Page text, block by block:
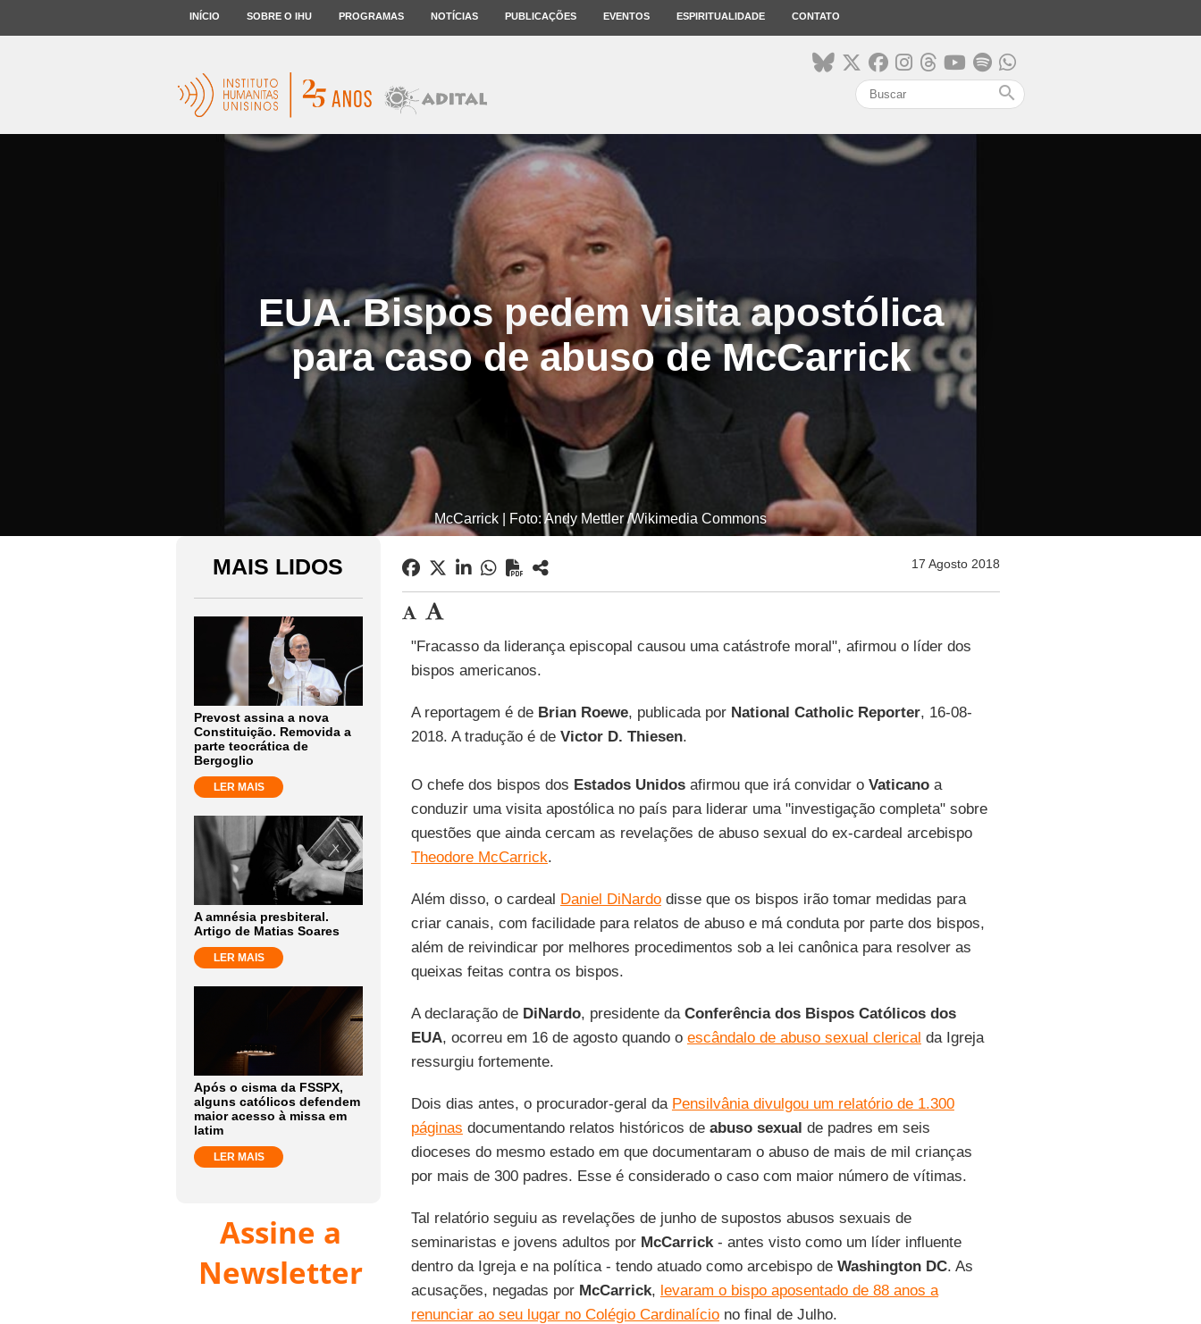
INÍCIO SOBRE O IHU PROGRAMAS NOTÍCIAS PUBLICAÇÕES EVENTOS ESPIRITUALIDADE CONTATO
search
EUA. Bispos pedem visita apostólica
para caso de abuso de McCarrick
McCarrick | Foto: Andy Mettler /Wikimedia Commons
MAIS LIDOS
Prevost assina a nova
Constituição. Removida a
parte teocrática de
Bergoglio
LER MAIS
A amnésia presbiteral.
Artigo de Matias Soares
LER MAIS
Após o cisma da FSSPX,
alguns católicos defendem
maior acesso à missa em
latim
LER MAIS
Assine a
Newsletter
17 Agosto 2018
"Fracasso da liderança episcopal causou uma catástrofe moral", afirmou o líder dos
bispos americanos.
A reportagem é de Brian Roewe, publicada por National Catholic Reporter, 16-08-
2018. A tradução é de Victor D. Thiesen.
O chefe dos bispos dos Estados Unidosafirmou que irá convidar o Vaticanoa
conduzir uma visita apostólica no país para liderar uma "investigação completa" sobre
questões que ainda cercam as revelações de abuso sexual do ex-cardeal arcebispo
Theodore McCarrick.
Além disso, o cardeal Daniel DiNardodisse que os bispos irão tomar medidas para
criar canais, com facilidade para relatos de abuso e má conduta por parte dos bispos,
além de reivindicar por melhores procedimentos sob a lei canônica para resolver as
queixas feitas contra os bispos.
A declaração de DiNardo, presidente da Conferência dos Bispos Católicos dos
EUA, ocorreu em 16 de agosto quando o escândalo de abuso sexual clerical da Igreja
ressurgiu fortemente.
Dois dias antes, o procurador-geral da Pensilvânia divulgou um relatório de 1.300
páginas documentando relatos históricos de abuso sexual de padres em seis
dioceses do mesmo estado em que documentaram o abuso de mais de mil crianças
por mais de 300 padres. Esse é considerado o caso com maior número de vítimas.
Tal relatório seguiu as revelações de junho de supostos abusos sexuais de
seminaristas e jovens adultos por McCarrick- antes visto como um líder influente
dentro da Igreja e na política - tendo atuado como arcebispo de Washington DC. As
acusações, negadas por McCarrick, levaram o bispo aposentado de 88 anos a
renunciar ao seu lugar no Colégio Cardinalíciono final de Julho.